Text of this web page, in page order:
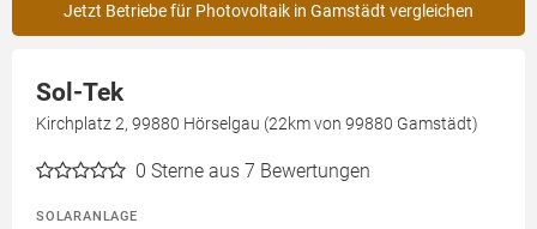
Jetzt Betriebe für Photovoltaik in Gamstädt vergleichen
Sol-Tek
Kirchplatz 2, 99880 Hörselgau (22km von 99880 Gamstädt)
0 Sterne aus 7 Bewertungen
SOLARANLAGE